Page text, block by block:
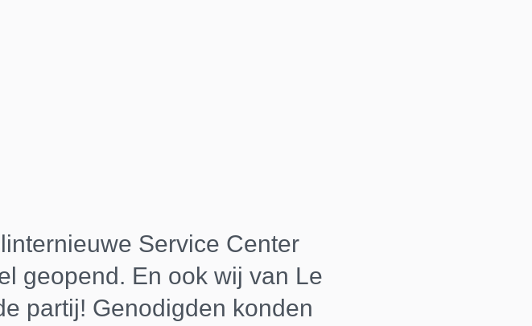
Service Center
geopend. En ook wij van Le
partij! Genodigden konden